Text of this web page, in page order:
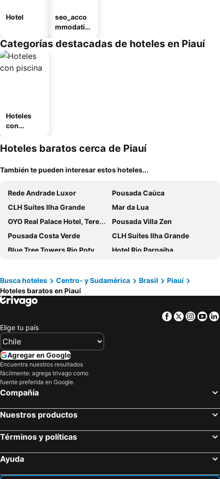
Hotel
seo_acco
mmodatio
ousel_pou
Categorías destacadas de hoteles en Piauí
Hoteles
con
Hoteles baratos cerca de Piauí
También te pueden interesar estos hoteles...
Rede Andrade Luxor
Pousada Caúca
CLH Suítes Ilha Grande
Mar da Lua
OYO Real Palace Hotel, Teresina
Pousada Villa Zen
Pousada Costa Verde
CLH Suites Ilha Grande
Blue Tree Towers Rio Poty
Hotel Rio Parnaiba
Pousada Golfinho
Mero Hotel Boutique
Pousada Arrastão da Ilha
Busca hoteles Centro- y Sudamérica Brasil
Piauí
Hoteles baratos en Piauí
Facebook
Twitter
Elige tu país
Agregar en Google
Encuentra nuestros resultados
fácilmente: agrega trivago como
fuente preferida en Google.
Compañía
Nuestros productos
Términos y políticas
Ayuda